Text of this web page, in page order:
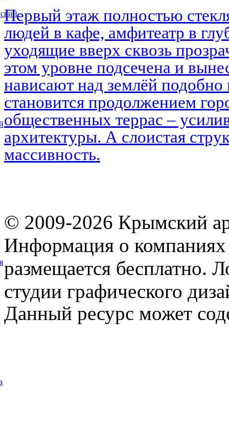
Первый этаж полностью
людей в кафе, амфитеатр в
уходящие вверх сквозь
этом уровне подсечена и
нависают над землёй
становится продолжением
общественных террас –
архитектуры. А слоистая
массивность.
© 2009-2026 Крымский
Информация о компаниях
размещается бесплатно.
студии графического
Данный ресурс может